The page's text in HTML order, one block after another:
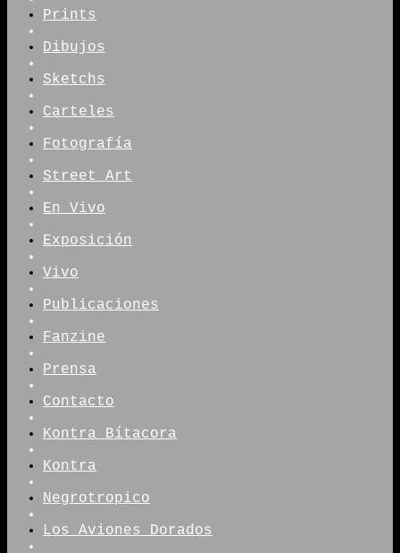
Prints
Dibujos
Sketchs
Carteles
Fotografía
Street Art
En Vivo
Exposición
Vivo
Publicaciones
Fanzine
Prensa
Contacto
Kontra Bítacora
Kontra
Negrotropico
Los Aviones Dorados